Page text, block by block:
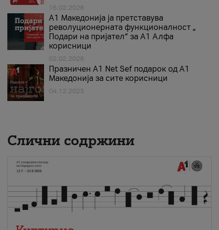
16.02.2026
А1 Македонија ја претставува
револуционерната функционалност „
Подари на пријател“ за А1 Алфа
корисници
02.02.2026
Празничен A1 Net Sеf подарок од А1
Македонија за сите корисници
04.12.2025
Слични содржини